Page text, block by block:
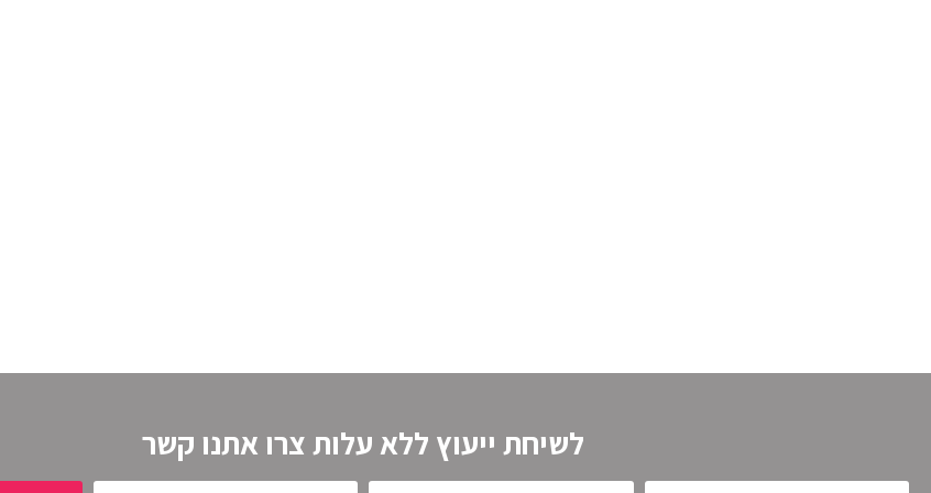
לשיחת ייעוץ ללא עלות צרו אתנו קשר